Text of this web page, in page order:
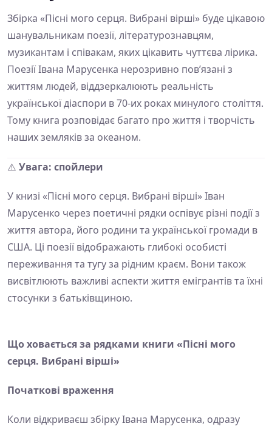
Збірка «Пісні мого серця. Вибрані вірші» буде цікавою
шанувальникам поезії, літературознавцям,
музикантам і співакам, яких цікавить чуттєва лірика.
Поезії Івана Марусенка нерозривно пов’язані з
життям людей, віддзеркалюють реальність
української діаспори в 70-их роках минулого століття.
Тому книга розповідає багато про життя і творчість
наших земляків за океаном.
⚠️ Увага: спойлери
У книзі «Пісні мого серця. Вибрані вірші» Іван
Марусенко через поетичні рядки оспівує різні події з
життя автора, його родини та української громади в
США. Ці поезії відображають глибокі особисті
переживання та тугу за рідним краєм. Вони також
висвітлюють важливі аспекти життя емігрантів та їхні
стосунки з батьківщиною.
Що ховається за рядками книги «Пісні мого
серця. Вибрані вірші»
Початкові враження
Коли відкриваєш збірку Івана Марусенка, одразу